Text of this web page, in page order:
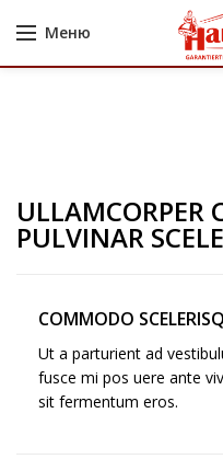
Меню
ULLAMCORPER
PULVINAR
COMMODO
Ut a parturient ad
fusce mi pos uere ante
sit fermentum eros.